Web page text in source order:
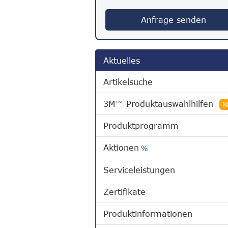
Anfrage senden
Aktuelles
Artikelsuche
3M™ Produktauswahlhilfen
Produktprogramm
Aktionen %
Serviceleistungen
Zertifikate
Produktinformationen